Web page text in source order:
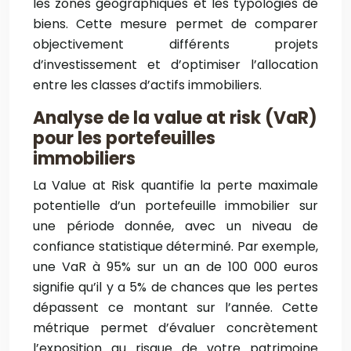
biens. Cette mesure permet de comparer
objectivement différents projets
d’investissement et d’optimiser l’allocation
entre les classes d’actifs immobiliers.
Analyse de la value at risk (VaR)
pour les portefeuilles
immobiliers
La Value at Risk quantifie la perte maximale
potentielle d’un portefeuille immobilier sur
une période donnée, avec un niveau de
confiance statistique déterminé. Par exemple,
une VaR à 95% sur un an de 100 000 euros
signifie qu’il y a 5% de chances que les pertes
dépassent ce montant sur l’année. Cette
métrique permet d’évaluer concrètement